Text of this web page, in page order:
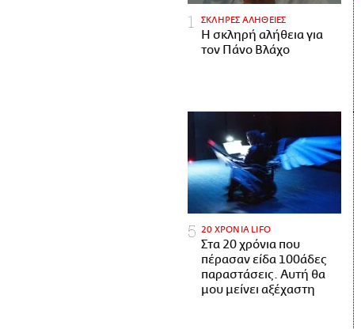
ΣΚΛΗΡΕΣ ΑΛΗΘΕΙΕΣ
H σκληρή αλήθεια για
τον Πάνο Βλάχο
20 ΧΡΟΝΙΑ LIFO
Στα 20 χρόνια που
πέρασαν είδα 100άδες
παραστάσεις. Αυτή θα
μου μείνει αξέχαστη